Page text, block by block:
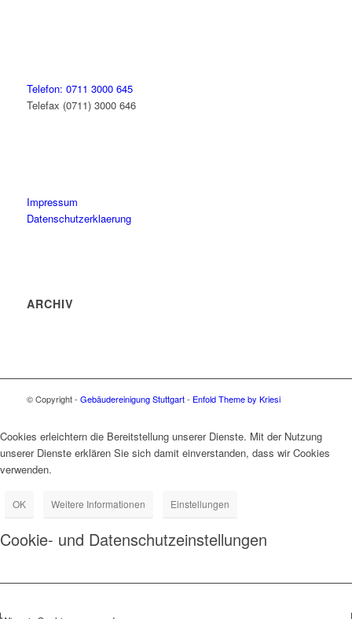
Telefon: 0711 3000 645
Telefax (0711) 3000 646
Impressum
Datenschutzerklaerung
ARCHIV
© Copyright - Gebäudereinigung Stuttgart- Enfold Theme by Kriesi
Cookies erleichtern die Bereitstellung unserer Dienste. Mit der Nutzung
unserer Dienste erklären Sie sich damit einverstanden, dass wir Cookies
verwenden.
OK Weitere Informationen Einstellungen
Cookie- und Datenschutzeinstellungen